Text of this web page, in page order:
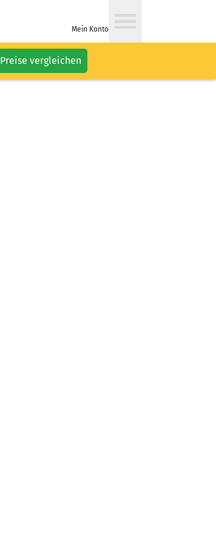
Mein Konto
Preise vergleichen